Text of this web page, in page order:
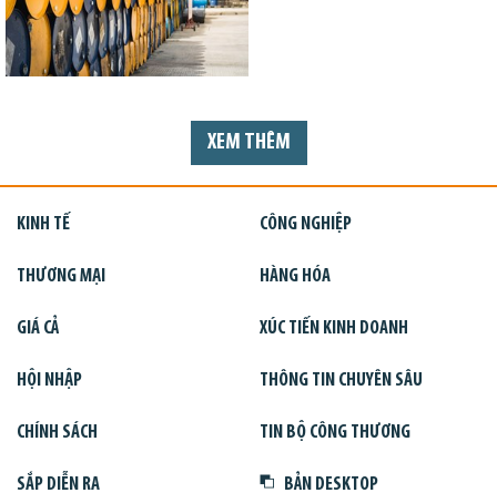
XEM THÊM
KINH TẾ CÔNG NGHIỆP
THƯƠNG MẠI HÀNG HÓA
GIÁ CẢ XÚC TIẾN KINH DOANH
HỘI NHẬP THÔNG TIN CHUYÊN SÂU
CHÍNH SÁCH TIN BỘ CÔNG THƯƠNG
SẮP DIỄN RA BẢN DESKTOP